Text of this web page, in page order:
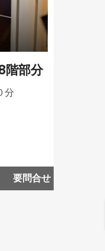
階部分
分
要問合せ